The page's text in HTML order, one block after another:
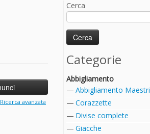
Ricerca avanzata
Cerca
Categorie
Abbigliamento
Abbigliamento Maestri
Corazzette
Divise complete
Giacche